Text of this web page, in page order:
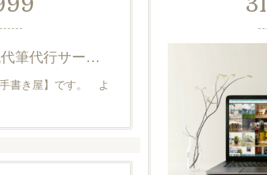
【よくある質問集】手紙代筆代行サービス代筆屋手書き屋
書き屋】です。 よ